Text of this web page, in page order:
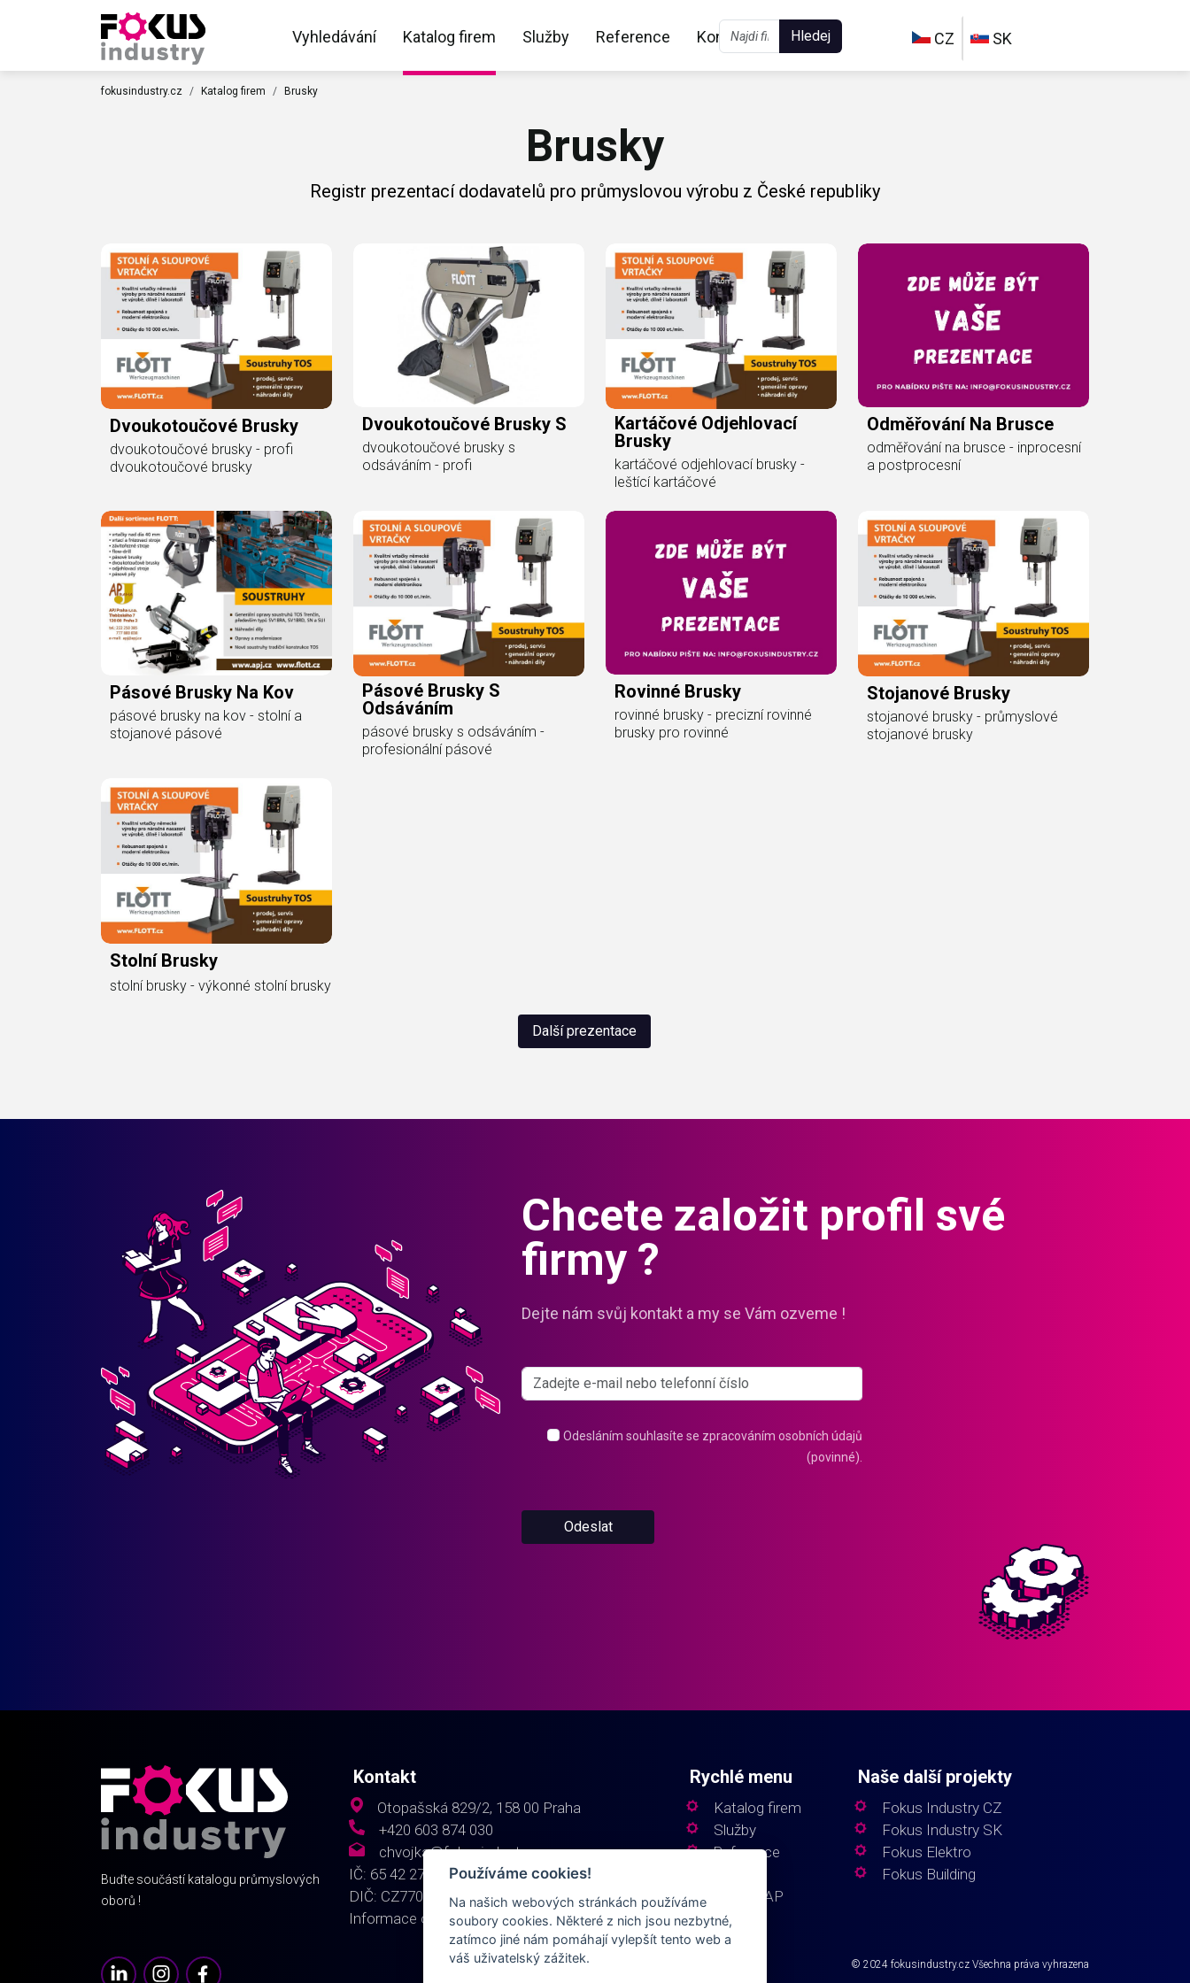
Vyhledávání Katalog firem Služby Reference Kontakt Hledej CZ SK
fokusindustry.cz Katalog firem Brusky
Brusky
Registr prezentací dodavatelů pro průmyslovou výrobu z České republiky
Dvoukotoučové Brusky
dvoukotoučové brusky - profi
dvoukotoučové brusky
Dvoukotoučové Brusky S
dvoukotoučové brusky s
odsáváním - profi
Kartáčové Odjehlovací
Brusky
kartáčové odjehlovací brusky -
leštící kartáčové
Odměřování Na Brusce
odměřování na brusce - inprocesní
a postprocesní
Pásové Brusky Na Kov
pásové brusky na kov - stolní a
stojanové pásové
Pásové Brusky S
Odsáváním
pásové brusky s odsáváním -
profesionální pásové
Rovinné Brusky
rovinné brusky - precizní rovinné
brusky pro rovinné
Stojanové Brusky
stojanové brusky - průmyslové
stojanové brusky
Stolní Brusky
stolní brusky - výkonné stolní brusky
Další prezentace
Chcete založit profil své
firmy ?
Dejte nám svůj kontakt a my se Vám ozveme !
Odesláním souhlasíte se zpracováním osobních údajů
(povinné).
Odeslat
Buďte součástí katalogu průmyslových
oborů !
Kontakt
Otopašská 829/2, 158 00 Praha
+420 603 874 030
chvojka@fokusindustry.cz
IČ: 65 42 27 08
DIČ: CZ77021502698
Informace o zpracování osobních údajů
Rychlé menu
Katalog firem
Služby
Reference
SITE MAP
Naše další projekty
Fokus Industry CZ
Fokus Industry SK
Fokus Elektro
Fokus Building
© 2024 fokusindustry.cz Všechna práva vyhrazena
Používáme cookies!
Na našich webových stránkách používáme
soubory cookies. Některé z nich jsou nezbytné,
zatímco jiné nám pomáhají vylepšít tento web a
váš uživatelský zážitek.